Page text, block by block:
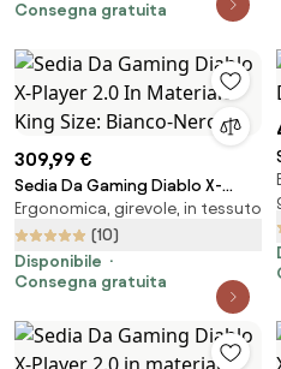
Consegna gratuita
309,99 €
Sedia Da Gaming Diablo X-
Player 2.0 In Materiale King Size:
Bianco-Nero
Ergonomica, girevole, in tessuto
(10)
Disponibile
Consegna gratuita